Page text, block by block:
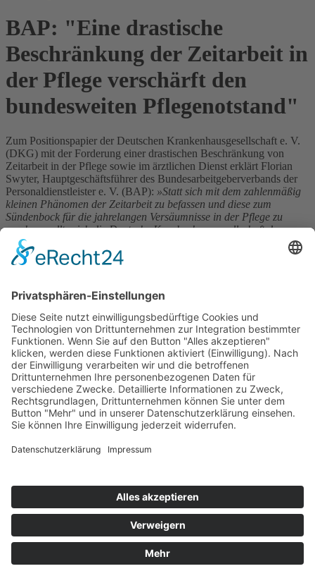
BAP: "Eine drastische
Beschränkung der Zeitarbeit in
der Pflege verschärft den
bundesweiten Pflegenotstand"
Zum Positionspapier der Deutschen Krankenhausgesellschaft e. V.
(DKG) mit der Forderung einer drastischen Beschränkung von
Zeitarbeit in der Pflege sowie im ärztlichen Dienst erklärt Florian
Swyter, Hauptgeschäftsführer des Bundesarbeitgeberverbands der
Personaldienstleister e. V. (BAP): »Statt sich mit dem zahlenmäßig
kleinen Phänomen der Zeitarbeit zu befassen und diese zum
Sündenbock für die jahrelangen Versäumnisse in der Pflege zu
machen, sollte sich die Deutsche Krankenhausgesellschaft den
drängenden Problemen – wie dem Fachkräftemangel – widmen.
Die Steigerung der Attraktivität des Arbeitgebers Krankenhaus wäre
weit vielversprechender als ein Verbot vermeintlicher Konkurrenz.
Einschränkung der Zeitarbeit im Gesundheitswesen am
Patientenbett stehen. Zu befürchten ist, dass Ärzte und Pflegekräfte
stattdessen den Patienten in Deutschland den Rücken zukehren. Ob
sie nun den Rufen aus Skandinavien, Österreich oder der Schweiz
folgen – Länder, die mit besseren Arbeitsbedingungen um gut
ausgebildete deutsche Pflegekräfte und Ärzte werben – oder ob sie
sich ganz aus dem Gesundheitswesen verabschieden, viele würden
der Patientenversorgung verloren gehen. Sollte die Politik den
Forderungen der Deutschen Krankenhausgesellschaft zur Zeitarbeit
folgen, würde der Fachkräftemangel noch schlimmere
Auswirkungen haben – und den bundesweiten Pflegenotstand mit
Sicherheit nicht lösen.«
Quelle:BAP – Bundesarbeitgeber­verband der Personal­dienstleister
Impressum
© 2025 Unternehmens­beratung für Personal­dienstleister |
Aktenprüfung & Revision, Beratung, Controlling | Berater der